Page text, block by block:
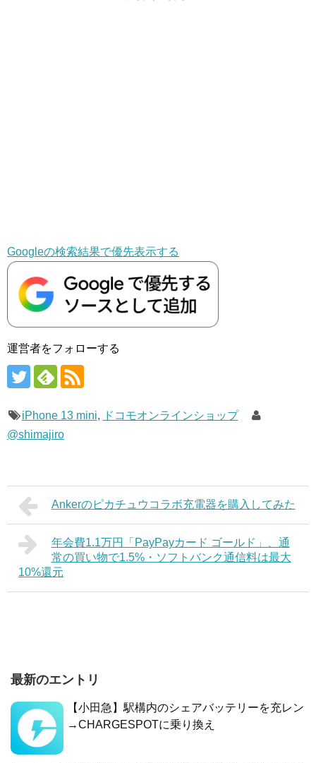
Googleの検索結果で優先表示する
運営者をフォローする
iPhone 13 mini, ドコモオンラインショップ
@shimajiro
Ankerのピカチュウコラボ充電器を購入してみた
年会費1.1万円「PayPayカード ゴールド」、通
常の買い物で1.5%・ソフトバンク通信料は最大
10%還元
最新のエントリ
【小田急】駅構内のシェアバッテリーを充レン
→CHARGESPOTに乗り換え